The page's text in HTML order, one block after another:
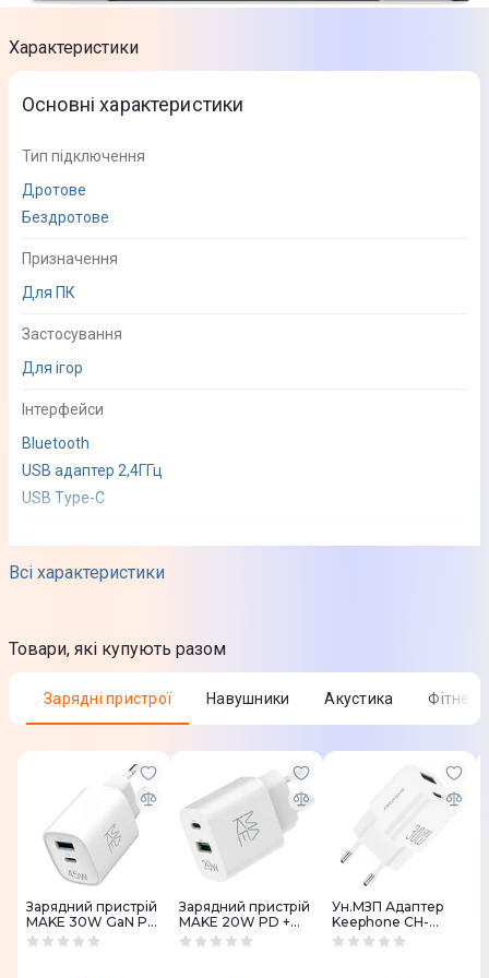
Характеристики
Всі характеристики
Основні характеристики
Тип підключення
Дротове
Бездротове
Призначення
Для ПК
Застосування
Для ігор
Інтерфейси
Bluetooth
USB адаптер 2,4ГГц
USB Type-C
Не передбачено
MacOS
IOS
ChromeOS
Windows
Android
Кількість клавіш
82 шт
Форм-фактор
75%
Довжина кабеля
Товари, які купують разом
Зарядні пристрої Навушники Акустика
Зарядний пристрій
MAKE 30W GaN PD
+ QC3.0 White
Зарядний пристрій
MAKE 20W PD +
QC3.0 White
Ун.МЗП Адаптер
Keephone CH-
0E036 30WA+C